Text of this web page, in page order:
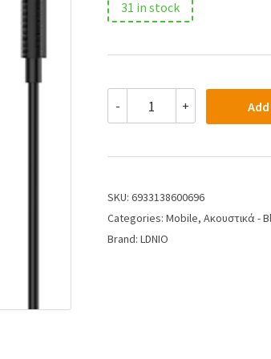
31 in stock
- +
SKU: 6933138600696
Categories: Mobile, Ακουστικά -
Brand: LDNIO